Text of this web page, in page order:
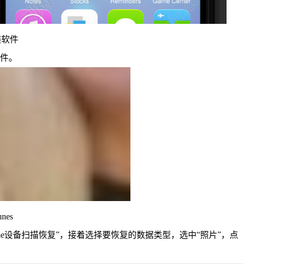
恢复大师
载
件
。
备扫描恢复”，接着选择要恢复的数据类型，选中“照片”，点